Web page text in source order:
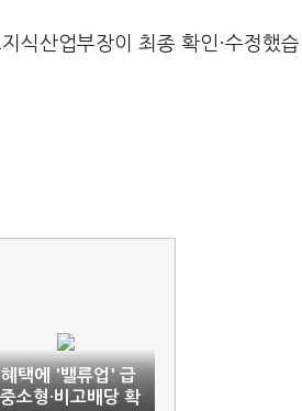
식산업부장이 최종 확인·수정했습
택에 '밸류업' 급
소형·비고배당 확